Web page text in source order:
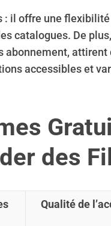
il offre une flexibilité
catalogues. De
abonnement,
accessibles et
des
Qualité de